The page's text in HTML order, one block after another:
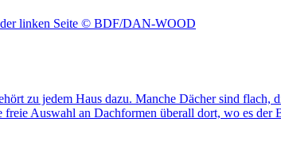
zu jedem Haus dazu. Manche Dächer sind flach,
freie Auswahl an Dachformen überall dort, wo es